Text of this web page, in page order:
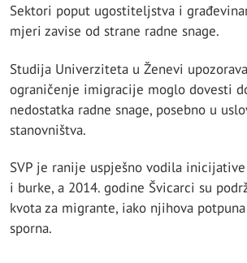
Sektori poput ugostiteljstva i
mjeri zavise od strane radne snage.
Studija Univerziteta u Ženevi
ograničenje imigracije moglo dovesti
nedostatka radne snage, posebno u
stanovništva.
SVP je ranije uspješno vodila
i burke, a 2014. godine Švicarci su
kvota za migrante, iako njihova
sporna.